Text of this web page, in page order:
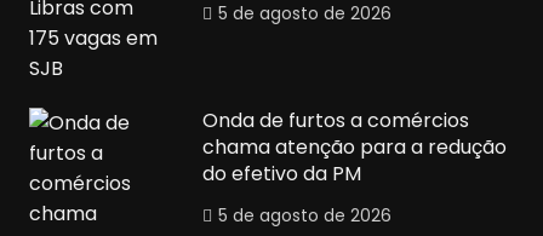
5 de agosto de 2026
Onda de furtos a comércios
chama atenção para a redução
do efetivo da PM
5 de agosto de 2026